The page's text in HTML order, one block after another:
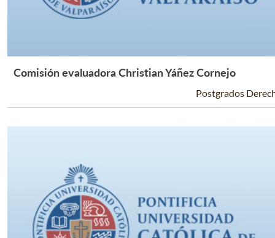
Leer Más +
Comisión evaluadora Christian Yáñez Cornejo
Postgrados